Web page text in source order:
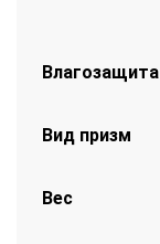
Влагозащита
Вид призм
Вec